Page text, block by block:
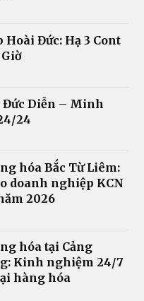
Hoài Đức: Hạ 3 Cont
Giờ
Đức Diễn – Minh
24
hóa Bắc Từ Liêm:
doanh nghiệp KCN
2026
hóa tại Cảng
Kinh nghiệm 24/7
hàng hóa